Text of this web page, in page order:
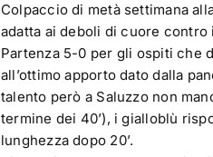
Colpaccio di metà settimana
adatta ai deboli di cuore
Partenza 5-0 per gli ospiti che
all’ottimo apporto dato dalla
talento però a Saluzzo non
termine dei 40’), i gialloblù
lunghezza dopo 20’.